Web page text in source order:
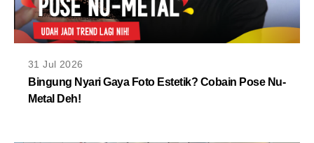
MLDPODCAST
VIDEOS
MLDPOINTS
31 Jul 2026
Bingung Nyari Gaya Foto Estetik? Cobain Pose Nu-
Metal Deh!